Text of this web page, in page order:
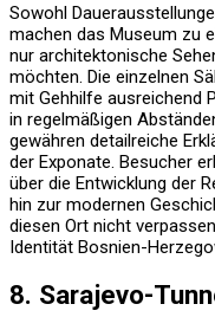
Sowohl
machen das Museum zu
nur architektonische
möchten. Die einzelnen
mit Gehhilfe ausreichend
in regelmäßigen
gewähren detailreiche
der Exponate. Besucher
über die Entwicklung der
hin zur modernen
diesen Ort nicht
Identität Bosnien-
8. Sarajevo-